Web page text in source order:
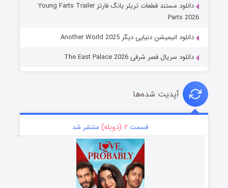
دانلود مستند قطعات تریلر یانگ فارتز Young Farts Trailer
Parts 2026
دانلود انیمیشن دنیایی دیگر Another World 2025
دانلود سریال قصر شرقی The East Palace 2026
آپدیت شده‌ها
قسمت ۲ (دوبله) منتشر شد